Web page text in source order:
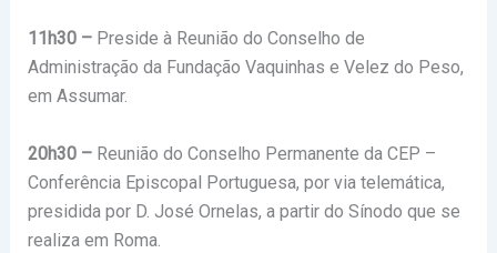
11h30 –Preside à Reunião do Conselho de
Administração da Fundação Vaquinhas e Velez do Peso,
em Assumar.
20h30 –Reunião do Conselho Permanente da CEP –
Conferência Episcopal Portuguesa, por via telemática,
presidida por D. José Ornelas, a partir do Sínodo que se
realiza em Roma.